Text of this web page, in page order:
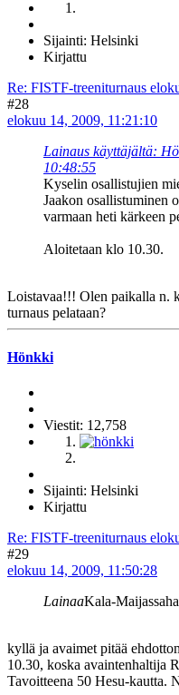
Sijainti: Helsinki
Kirjattu
Re: FISTF-treeniturnaus
#28
elokuu 14, 2009, 11:21:10
Lainaus käyttäjältä:
10:48:55
Kyselin osallistujien
Jaakon osallistuminen
varmaan heti kärkeen
Aloitetaan klo 10.30.
Loistavaa!!! Olen paikalla n.
turnaus pelataan?
Hönkki
Viestit: 12,758
Sijainti: Helsinki
Kirjattu
Re: FISTF-treeniturnaus
#29
elokuu 14, 2009, 11:50:28
LainaaKala-
kyllä ja avaimet pitää
10.30, koska avaintenhaltija
Tavoitteena 50 Hesu-kautta.